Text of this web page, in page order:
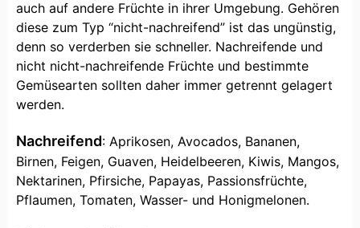
auch auf andere Früchte in ihrer Umgebung. Gehören
diese zum Typ “nicht-nachreifend” ist das ungünstig,
denn so verderben sie schneller. Nachreifende und
nicht nicht-nachreifende Früchte und bestimmte
Gemüsearten sollten daher immer getrennt gelagert
werden.
Nachreifend: Aprikosen, Avocados, Bananen,
Birnen, Feigen, Guaven, Heidelbeeren, Kiwis, Mangos,
Nektarinen, Pfirsiche, Papayas, Passionsfrüchte,
Pflaumen, Tomaten, Wasser- und Honigmelonen.